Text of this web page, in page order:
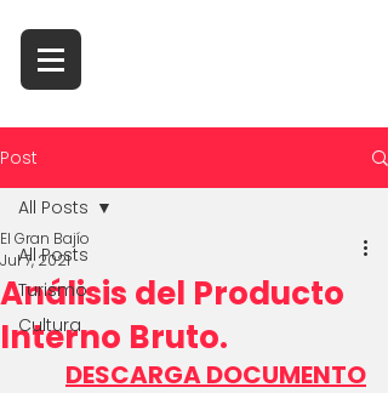
Post
All Posts
Turismo
Cultura
All Posts
Análisis del Producto
Interno Bruto.
El Gran Bajío
Jul 7, 2021
DESCARGA DOCUMENTO